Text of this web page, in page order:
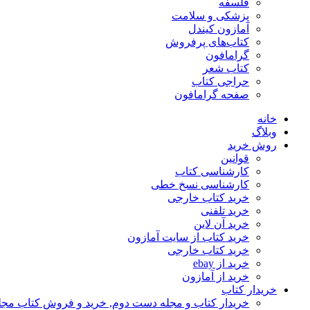
فلسفه
پزشکی و سلامت
آمازون کیندل
کتاب‌های پرفروش
گرامافون
کتاب شعر
حراجی کتاب
صفحه گرامافون
خانه
وبلاگ
روش خرید
قوانین
کارشناسی کتاب
کارشناسی نسخ خطی
خرید کتاب خارجی
خرید تلفنی
خرید آن لاین
خرید کتاب از سایت آمازون
خرید کتاب خارجی
خرید از ebay
خرید از آمازون
خریدار کتاب
خریدار کتاب و مجله دست دوم, خرید و فروش کتاب